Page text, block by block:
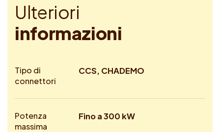
Ulteriori
informazioni
Tipo di
connettori
CCS, CHADEMO
Potenza
massima
Fino a 300 kW